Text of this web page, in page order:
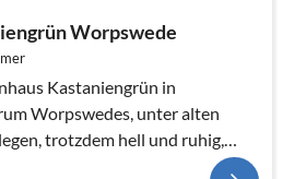
Worpswede
Kastaniengrün in
Worpswedes, unter alten
trotzdem hell und ruhig,
grosses, modernes...